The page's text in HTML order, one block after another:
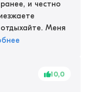
и честно
Меня
10,0